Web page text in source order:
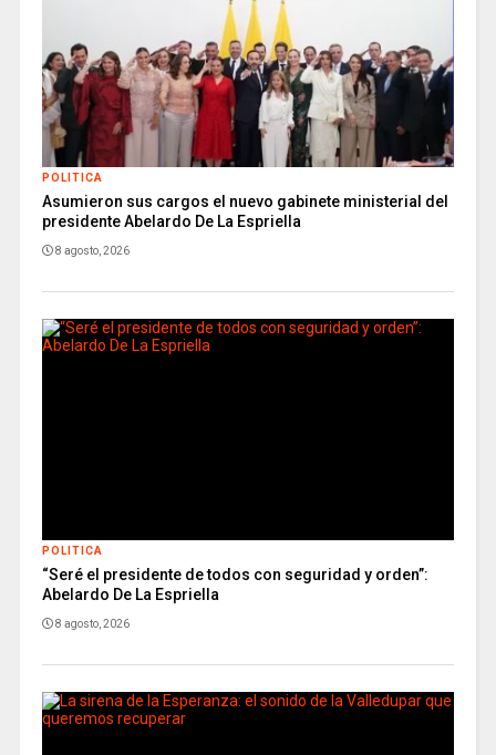
POLITICA
Asumieron sus cargos el nuevo gabinete ministerial del
presidente Abelardo De La Espriella
8 agosto, 2026
POLITICA
“Seré el presidente de todos con seguridad y orden”:
Abelardo De La Espriella
8 agosto, 2026